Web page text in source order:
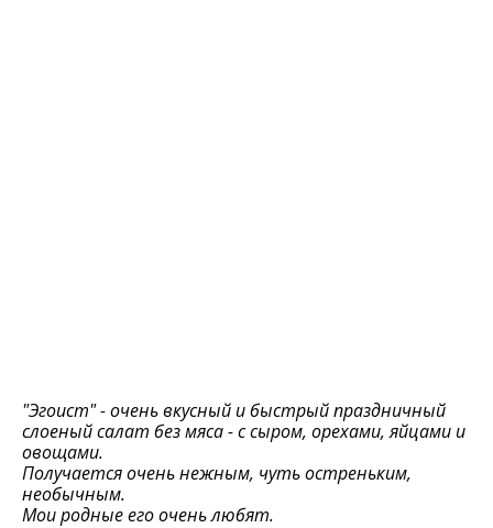
"Эгоист" - очень вкусный и быстрый праздничный
слоеный салат без мяса - с сыром, орехами, яйцами и
овощами.
Получается очень нежным, чуть остреньким,
необычным.
Мои родные его очень любят.